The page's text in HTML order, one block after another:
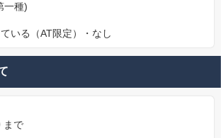
一種)
いる（AT限定）・なし
まで